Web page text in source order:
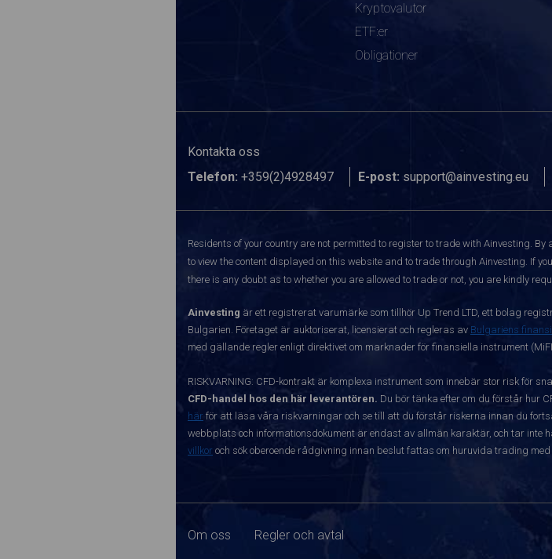
Kryptovalutor
ETF:er
Obligationer
Kontakta oss
Telefon: +359(2)4928497 E-post: support@ainvesting.eu
Residents of your country are not permitted to register to trade with Ainvesting. By
to view the content displayed on this website and to trade through Ainvesting. If
there is any doubt as to whether you are allowed to trade or not, you are kindly
Ainvesting är ett registrerat varumärke som tillhör Up Trend LTD, ett bolag
Bulgarien. Företaget är auktoriserat, licensierat och regleras av Bulgariens
med gällande regler enligt direktivet om marknader för finansiella instrument
RISKVARNING: CFD-kontrakt är komplexa instrument som innebär stor risk för
CFD-handel hos den här leverantören. Du bör tänka efter om du förstår hur
här för att läsa våra riskvarningar och se till att du förstår riskerna innan du
webbplats och informationsdokument är endast av allmän karaktär, och tar inte
villkor och sök oberoende rådgivning innan beslut fattas om huruvida trading
Om oss Regler och avtal